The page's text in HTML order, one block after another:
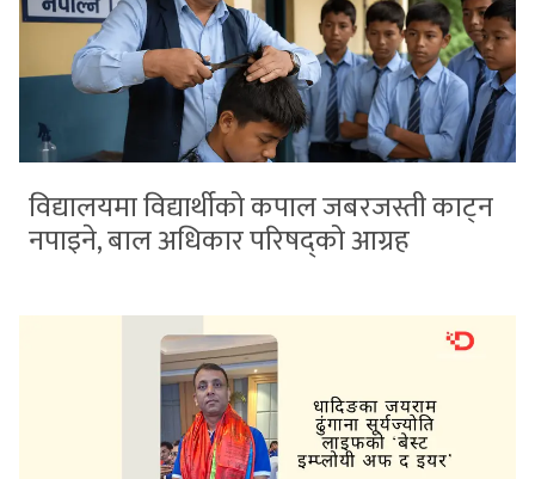
विद्यालयमा विद्यार्थीको कपाल जबरजस्ती काट्न
नपाइने, बाल अधिकार परिषद्को आग्रह